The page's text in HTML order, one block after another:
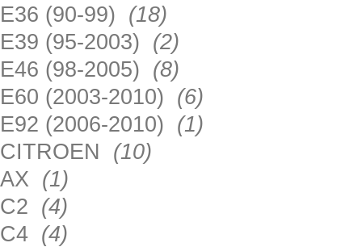
E36 (90-99) (18)
E39 (95-2003) (2)
E46 (98-2005) (8)
E60 (2003-2010) (6)
E92 (2006-2010) (1)
CITROEN (10)
AX (1)
C2 (4)
C4 (4)